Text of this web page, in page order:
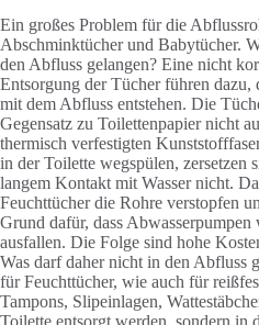
Ein großes Problem für die
Abschminktücher und Babytücher.
den Abfluss gelangen? Eine nicht
Entsorgung der Tücher führen dazu,
mit dem Abfluss entstehen. Die
Gegensatz zu Toilettenpapier nicht
thermisch verfestigten
in der Toilette wegspülen, zersetzen
langem Kontakt mit Wasser nicht.
Feuchttücher die Rohre verstopfen
Grund dafür, dass Abwasserpumpen
ausfallen. Die Folge sind hohe
Was darf daher nicht in den Abfluss
für Feuchttücher, wie auch für
Tampons, Slipeinlagen,
Toilette entsorgt werden, sondern in